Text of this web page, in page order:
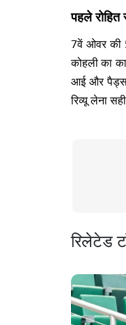
पहले
7वें ओवर की
कोहली का
आई और पैड्स
रिव्यू लेना
रिलेटेड